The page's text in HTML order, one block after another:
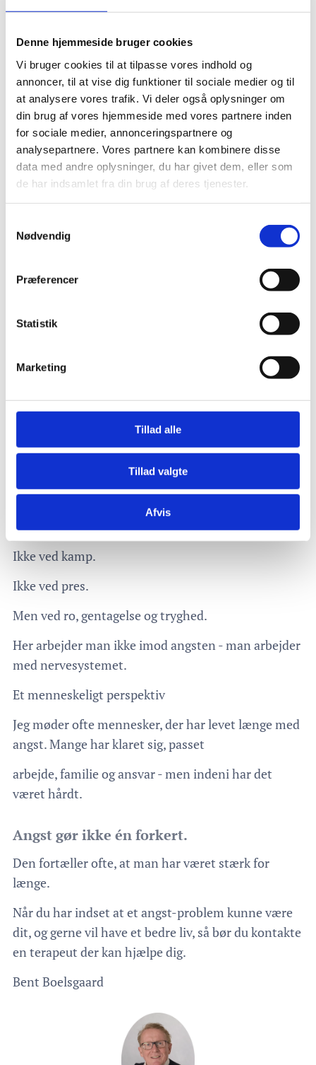
Denne hjemmeside bruger cookies
Vi bruger cookies til at tilpasse vores indhold og
annoncer, til at vise dig funktioner til sociale medier og til
at analysere vores trafik. Vi deler også oplysninger om
din brug af vores hjemmeside med vores partnere inden
for sociale medier, annonceringspartnere og
analysepartnere. Vores partnere kan kombinere disse
data med andre oplysninger, du har givet dem, eller som
de har indsamlet fra din brug af deres tjenester.
Nødvendig
Præferencer
Statistik
Marketing
Tillad alle
Tillad valgte
Afvis
Når kroppen lærer noget, den ikke har glemt
Hvis man i perioder har været presset, utryg, bange
eller overbelastet,
Kan kroppen lære et mønster:
"Verden er ikke helt sikker"
Og så begynder alarmen at gå:
hjertebanken
uro i maven
Tankemylder
Mange bliver bange for angsten i sig selv. Det er
forståligt - men det fastholder
Ro kan læres igen
Det gode - og det vigtige - budskab er:
Det, kroppen har lært, kan kroppen også aflære.
Ikke ved kamp.
Ikke ved pres.
Men ved ro, gentagelse og tryghed.
Her arbejder man ikke imod angsten - man arbejder
med nervesystemet.
Et menneskeligt perspektiv
Jeg møder ofte mennesker, der har levet længe med
angst. Mange har klaret sig, passet
arbejde, familie og ansvar - men indeni har det
været hårdt.
Angst gør ikke én forkert.
Den fortæller ofte, at man har været stærk for
længe.
Når du har indset at et angst-problem kunne være
dit, og gerne vil have et bedre liv, så bør du kontakte
en terapeut der kan hjælpe dig.
Bent Boelsgaard